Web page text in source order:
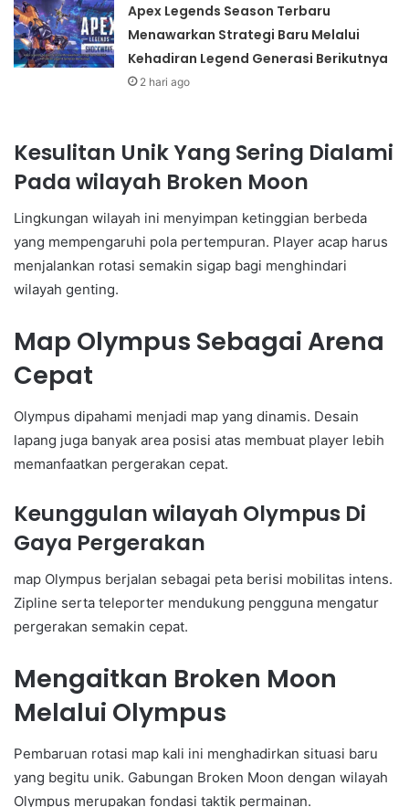
Apex Legends Season Terbaru
Menawarkan Strategi Baru Melalui
Kehadiran Legend Generasi Berikutnya
2 hari ago
Kesulitan Unik Yang Sering Dialami
Pada wilayah Broken Moon
Lingkungan wilayah ini menyimpan ketinggian berbeda
yang mempengaruhi pola pertempuran. Player acap harus
menjalankan rotasi semakin sigap bagi menghindari
wilayah genting.
Map Olympus Sebagai Arena
Cepat
Olympus dipahami menjadi map yang dinamis. Desain
lapang juga banyak area posisi atas membuat player lebih
memanfaatkan pergerakan cepat.
Keunggulan wilayah Olympus Di
Gaya Pergerakan
map Olympus berjalan sebagai peta berisi mobilitas intens.
Zipline serta teleporter mendukung pengguna mengatur
pergerakan semakin cepat.
Mengaitkan Broken Moon
Melalui Olympus
Pembaruan rotasi map kali ini menghadirkan situasi baru
yang begitu unik. Gabungan Broken Moon dengan wilayah
Olympus merupakan fondasi taktik permainan.